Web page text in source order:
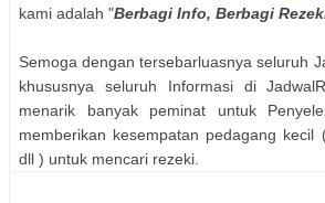
kami adalah "Berbagi Info, Berbagi
Semoga dengan tersebarluasnya seluruh
khususnya seluruh Informasi di
menarik banyak peminat untuk
memberikan kesempatan pedagang kecil
dll ) untuk mencari rezeki.